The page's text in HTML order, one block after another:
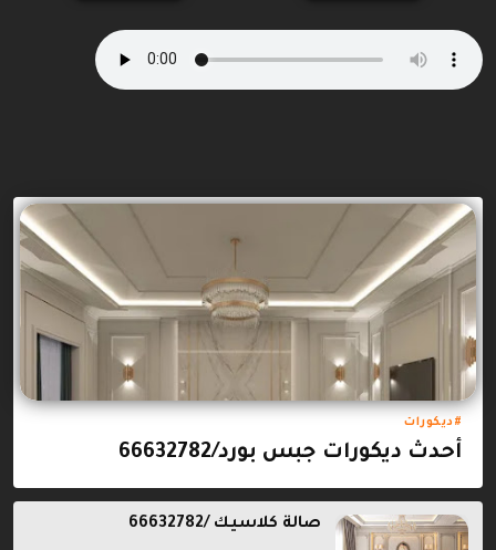
ديكورات
أحدث ديكورات جبس بورد/66632782
صالة كلاسيك /66632782